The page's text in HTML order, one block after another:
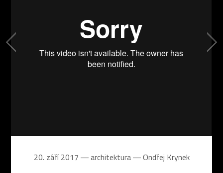
20. září 2017 ― architektura ―Ondřej Krynek